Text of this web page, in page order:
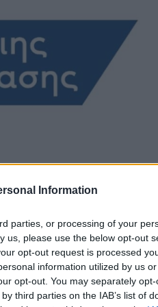
Information
parties, or processing of your
us, please use the below opt-out
opt-out request is processed
information utilized by us
opt-out. You may separately
third parties on the IAB’s list of